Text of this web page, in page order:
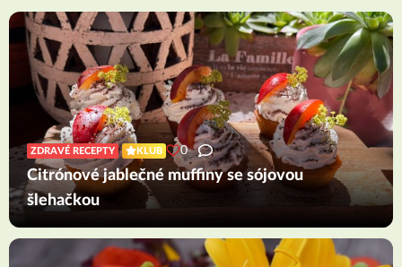
ZDRAVÉ RECEPTY KLUB 0
Citrónové jablečné muffiny se sójovou
šlehačkou